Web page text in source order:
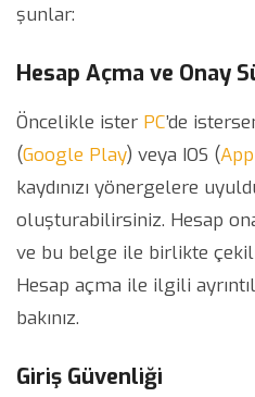
şunlar:
Hesap Açma ve Onay
Öncelikle ister PC’de
(Google Play) veya IOS (
kaydınızı yönergelere
oluşturabilirsiniz. Hesap
ve bu belge ile birlikte
Hesap açma ile ilgili
bakınız.
Giriş Güvenliği